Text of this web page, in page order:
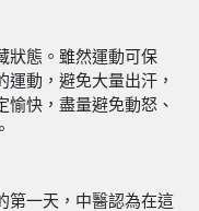
狀態。雖然運動可保
動，避免大量出汗，
快，盡量避免動怒、
第一天，中醫認為在這